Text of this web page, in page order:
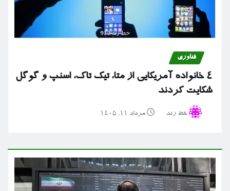
فناوری
۴ خانواده آمریکایی از متا، تیک تاک، اسنپ و گوگل
شکایت کردند
خط رند مرداد ۱۱, ۱۴۰۵